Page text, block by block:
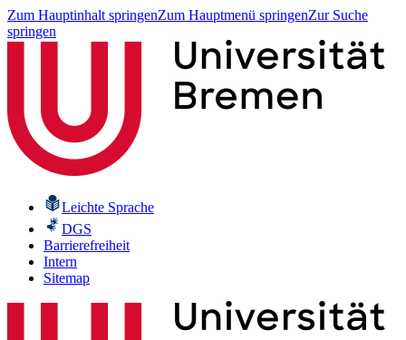
Zum Hauptinhalt springenZum Hauptmenü springenZur Suche
springen
Leichte Sprache
DGS
Barrierefreiheit
Intern
Sitemap